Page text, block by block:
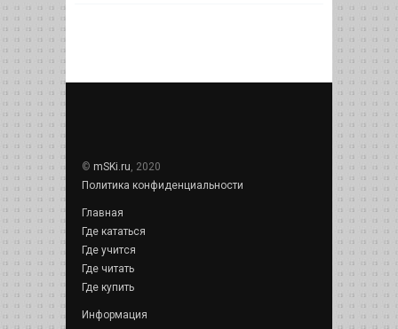
© mSKi.ru, 2020
Политика конфиденциальности
Главная
Где кататься
Где учится
Где читать
Где купить
Информация